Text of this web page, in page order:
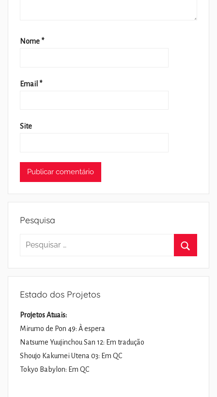
Nome *
Email *
Site
Pesquisa
Pesquisar
Estado dos Projetos
Projetos Atuais:
Mirumo de Pon 49: À espera
Natsume Yuujinchou San 12: Em tradução
Shoujo Kakumei Utena 03: Em QC
Tokyo Babylon: Em QC